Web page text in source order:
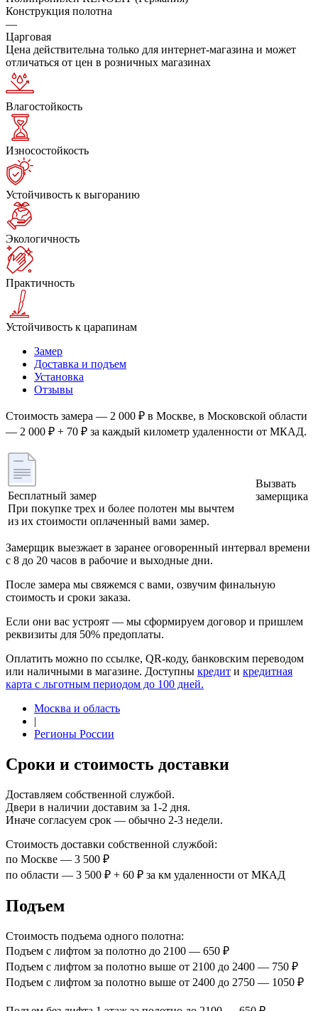
Конструкция полотна
—
Царговая
Цена действительна только для интернет-магазина и может
отличаться от цен в розничных магазинах
Влагостойкость
Износостойкость
Устойчивость к выгоранию
Экологичность
Практичность
Устойчивость к царапинам
Замер
Доставка и подъем
Установка
Отзывы
Стоимость замера — 2 000 ₽ в Москве, в Московской области
— 2 000 ₽ + 70 ₽ за каждый километр удаленности от МКАД.
Бесплатный замер
При покупке трех и более полотен мы вычтем
из их стоимости оплаченный вами замер.
Вызвать
замерщика
Замерщик выезжает в заранее оговоренный интервал времени
с 8 до 20 часов в рабочие и выходные дни.
После замера мы свяжемся с вами, озвучим финальную
стоимость и сроки заказа.
Если они вас устроят — мы сформируем договор и пришлем
реквизиты для 50% предоплаты.
Оплатить можно по ссылке, QR-коду, банковским переводом
или наличными в магазине. Доступны кредит и кредитная
карта с льготным периодом до 100 дней.
Москва и область
|
Регионы России
Сроки и стоимость доставки
Доставляем собственной службой.
Двери в наличии доставим за 1-2 дня.
Иначе согласуем срок — обычно 2-3 недели.
Стоимость доставки собственной службой:
по Москве — 3 500 ₽
по области — 3 500 ₽ + 60 ₽ за км удаленности от МКАД
Подъем
Стоимость подъема одного полотна:
Подъем с лифтом за полотно до 2100 — 650 ₽
Подъем с лифтом за полотно выше от 2100 до 2400 — 750 ₽
Подъем с лифтом за полотно выше от 2400 до 2750 — 1050 ₽